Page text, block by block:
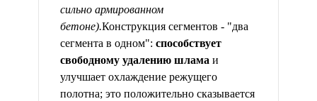
сильно армированном
бетоне).Конструкция сегментов - "два
сегмента в одном": способствует
свободному удалению шлама и
улучшает охлаждение режущего
полотна; это положительно сказывается